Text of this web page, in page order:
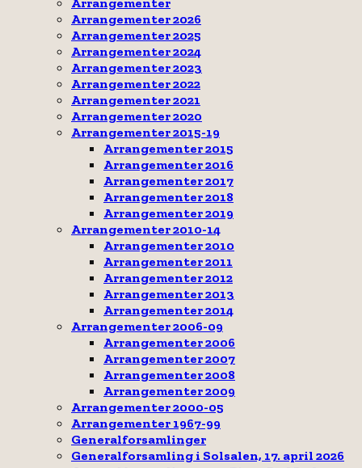
Arrangementer 2026
Arrangementer 2025
Arrangementer 2024
Arrangementer 2023
Arrangementer 2022
Arrangementer 2021
Arrangementer 2020
Arrangementer 2015-19
Arrangementer 2015
Arrangementer 2016
Arrangementer 2017
Arrangementer 2018
Arrangementer 2019
Arrangementer 2010-14
Arrangementer 2010
Arrangementer 2011
Arrangementer 2012
Arrangementer 2013
Arrangementer 2014
Arrangementer 2006-09
Arrangementer 2006
Arrangementer 2007
Arrangementer 2008
Arrangementer 2009
Arrangementer 2000-05
Arrangementer 1967-99
Generalforsamlinger
Generalforsamling i Solsalen, 17. april 2026